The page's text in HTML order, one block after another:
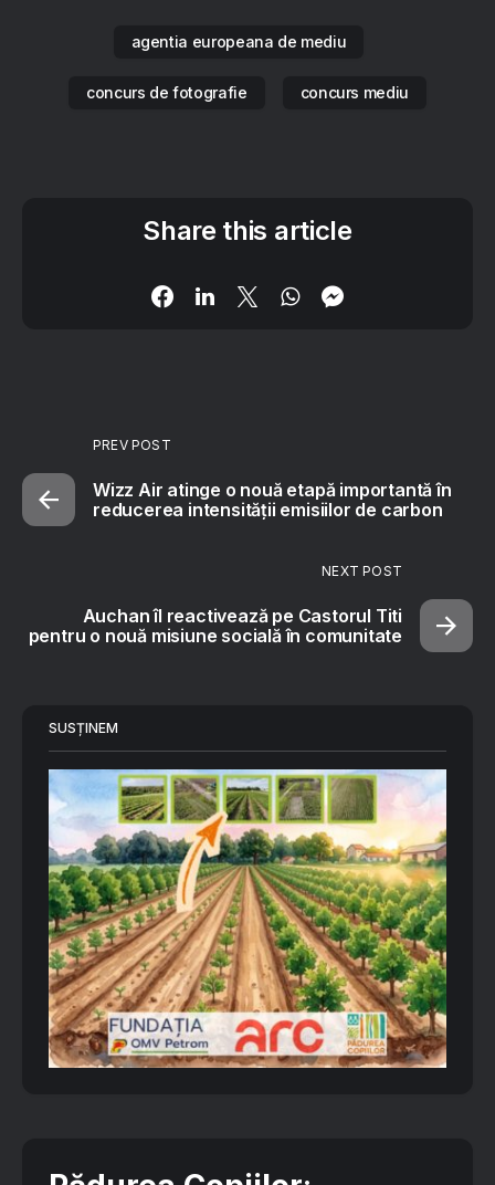
agentia europeana de mediu
concurs de fotografie concurs mediu
Share this article
PREV POST
Wizz Air atinge o nouă etapă importantă în
reducerea intensității emisiilor de carbon
NEXT POST
Auchan îl reactivează pe Castorul Titi
pentru o nouă misiune socială în comunitate
SUSȚINEM